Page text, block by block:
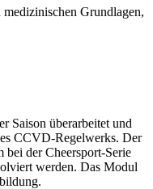
Grundlagen,
Saison überarbeitet und
CCVD-Regelwerks. Der
bei der Cheersport-Serie
werden. Das Modul